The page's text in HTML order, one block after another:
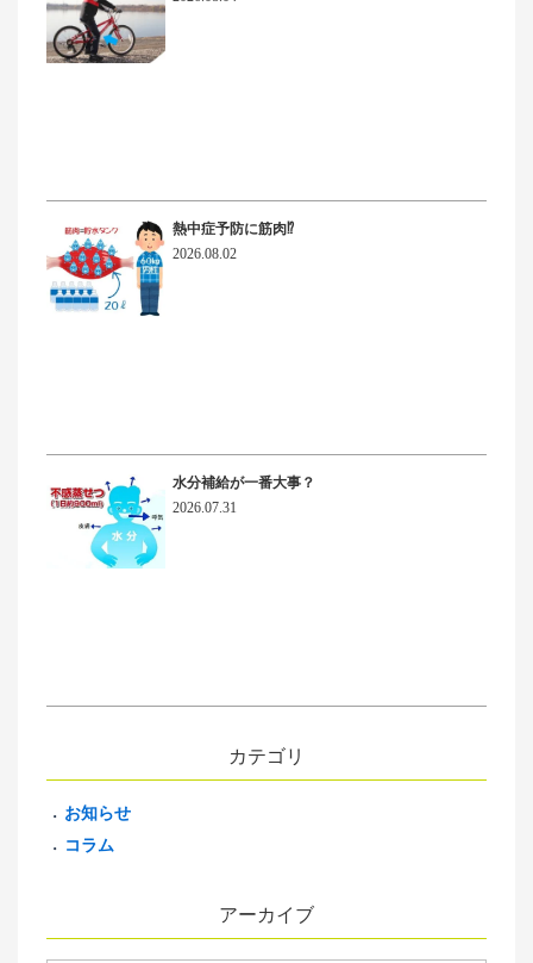
熱中症予防に筋肉⁉
2026.08.02
水分補給が一番大事？
2026.07.31
カテゴリ
お知らせ
コラム
アーカイブ